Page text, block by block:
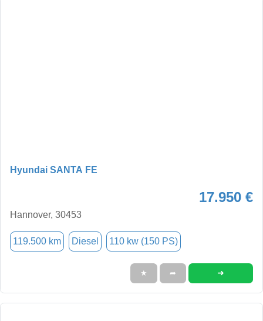
Hyundai SANTA FE
17.950 €
Hannover, 30453
119.500 km Diesel 110 kw (150 PS)
★ ➦ ➜